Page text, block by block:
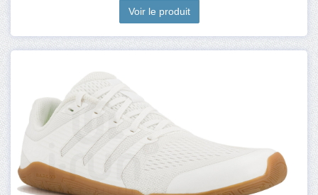
Voir le produit